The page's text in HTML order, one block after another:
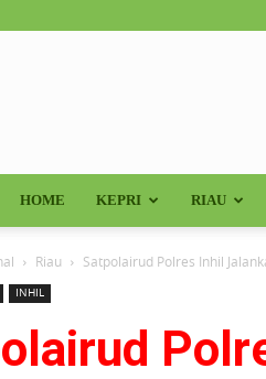
HOME KEPRI RIAU
Riau Satpolairud Polres Inhil
INHIL